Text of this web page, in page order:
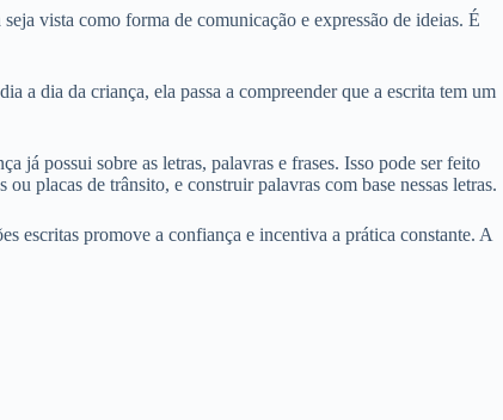
vista como forma de comunicação e expressão de ideias. É
a dia da criança, ela passa a compreender que a escrita tem um
já possui sobre as letras, palavras e frases. Isso pode ser feito
placas de trânsito, e construir palavras com base nessas letras.
escritas promove a confiança e incentiva a prática constante. A